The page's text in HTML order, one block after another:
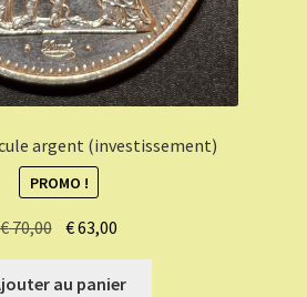
argent (investissement)
PROMO !
€70,00 Le
prix
initial
€63,00
prix
actuel
au panier